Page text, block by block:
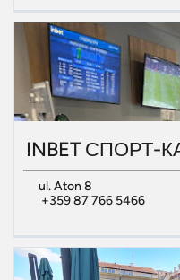
INBET СПОРТ-
ul. Aton 8
+359 87 766 5466